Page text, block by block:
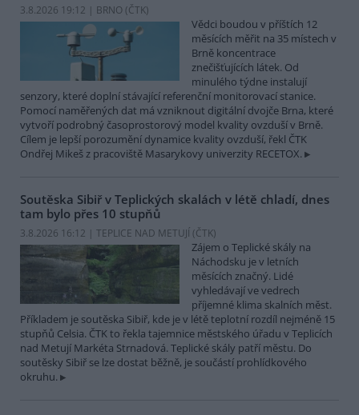
3.8.2026 19:12 | BRNO (ČTK)
Vědci boudou v příštích 12
měsících měřit na 35 místech v
Brně koncentrace
znečišťujících látek. Od
minulého týdne instalují
senzory, které doplní stávající referenční monitorovací stanice.
Pomocí naměřených dat má vzniknout digitální dvojče Brna, které
vytvoří podrobný časoprostorový model kvality ovzduší v Brně.
Cílem je lepší porozumění dynamice kvality ovzduší, řekl ČTK
Ondřej Mikeš z pracoviště Masarykovy univerzity RECETOX.
Soutěska Sibiř v Teplických skalách v létě chladí, dnes
tam bylo přes 10 stupňů
3.8.2026 16:12 | TEPLICE NAD METUJÍ (ČTK)
Zájem o Teplické skály na
Náchodsku je v letních
měsících značný. Lidé
vyhledávají ve vedrech
příjemné klima skalních měst.
Příkladem je soutěska Sibiř, kde je v létě teplotní rozdíl nejméně 15
stupňů Celsia. ČTK to řekla tajemnice městského úřadu v Teplicích
nad Metují Markéta Strnadová. Teplické skály patří městu. Do
soutěsky Sibiř se lze dostat běžně, je součástí prohlídkového
okruhu.